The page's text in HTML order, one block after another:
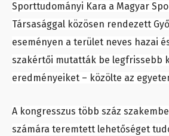
Sporttudományi Kara a Magyar
Társasággal közösen rendezett
eseményen a terület neves hazai
szakértői mutatták be legfrissebb
eredményeiket – közölte az
A kongresszus több száz
számára teremtett lehetőséget